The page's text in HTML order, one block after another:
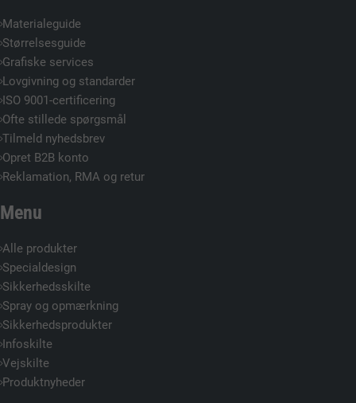
Materialeguide
Størrelsesguide
Grafiske services
Lovgivning og standarder
ISO 9001-certificering
Ofte stillede spørgsmål
Tilmeld nyhedsbrev
Opret B2B konto
Reklamation, RMA og retur
Menu
Alle produkter
Specialdesign
Sikkerhedsskilte
Spray og opmærkning
Sikkerhedsprodukter
Infoskilte
Vejskilte
Produktnyheder